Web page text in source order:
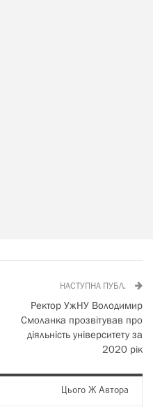
НАСТУПНА ПУБЛ.
Ректор УжНУ Володимир
Смоланка прозвітував про
діяльність університету за
2020 рік
Цього Ж Автора